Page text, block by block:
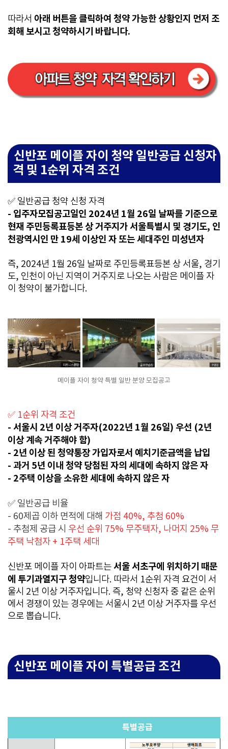
따라서 아래 버튼을 클릭하여 청약 가능한 상황인지 먼저 조
회해 보시고 청약하시기 바랍니다.
신반포 메이플 자이 청약 일반공급 신청자
격 및 1순위 자격 조건
✅ 일반공급 청약 신청 자격
- 입주자모집공고일인 2024년 1월 26일 날짜를 기준으로
현재 주민등록표등본 상 거주지가 서울특별시 및 경기도, 인
천광역시인 만 19세 이상인 자 또는 세대주인 미성년자
즉, 2024년 1월 26일 날짜로 주민등록표등본 상 서울, 경기
도, 인천이 아닌 지역이 거주지로 나오는 사람은 메이플 자
이 청약이 불가합니다.
메이플 자이 청약 특별 일반 분양 모집공고
✅ 1순위 자격 조건
- 서울시 2년 이상 거주자(2022년 1월 26일) 우선 (2년
이상 계속 거주해야 함)
- 2년 이상 된 청약통장 가입자로서 예치기준금액을 납입
- 과거 5년 이내 청약 당첨된 자의 세대에 속하지 않은 자
- 2주택 이상을 소유한 세대에 속하지 않은 자
✅ 일반공급 비율
- 60제곱 이하 면적에 대해 가점 40%, 추첨 60%
- 추첨제 공급 시 우선 순위 75% 무주택자, 나머지 25% 무
주택 낙첨자 + 1주택 세대
신반포 메이플 자이 아파트는 서울 서초구에 위치하기 때문
에 투기과열지구 청약입니다. 따라서 1순위 자격 요건이 서
울시 2년 이상 거주자입니다. 즉, 청약 신청자 중 같은 순위
에서 경쟁이 있는 경우에는 서울시 2년 이상 거주자를 우선
으로 뽑습니다.
신반포 메이플 자이 특별공급 조건
특별공급